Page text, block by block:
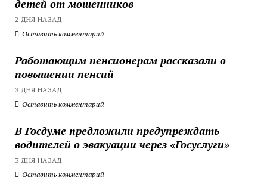
детей от мошенников
2 ДНЯ НАЗАД
Оставить комментарий
Работающим пенсионерам рассказали о
повышении пенсий
3 ДНЯ НАЗАД
Оставить комментарий
В Госдуме предложили предупреждать
водителей о эвакуации через «Госуслуги»
3 ДНЯ НАЗАД
Оставить комментарий